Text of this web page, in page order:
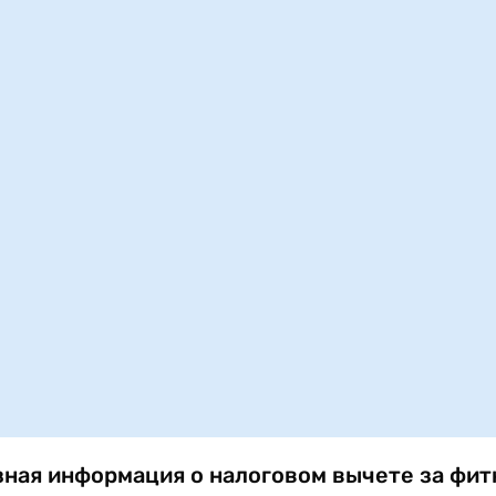
информация о налоговом вычете за